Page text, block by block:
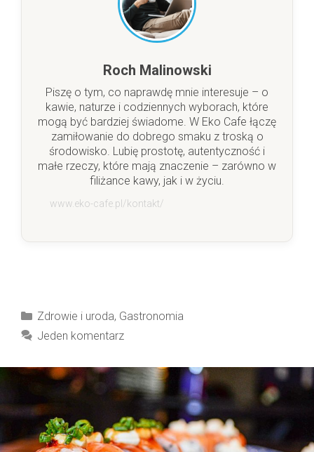
Roch Malinowski
Piszę o tym, co naprawdę mnie interesuje – o
kawie, naturze i codziennych wyborach, które
mogą być bardziej świadome. W Eko Cafe łączę
zamiłowanie do dobrego smaku z troską o
środowisko. Lubię prostotę, autentyczność i
małe rzeczy, które mają znaczenie – zarówno w
filiżance kawy, jak i w życiu.
www.eko-cafe.pl/kontakt/
Kategorie
Zdrowie i uroda, Gastronomia
Jeden komentarz